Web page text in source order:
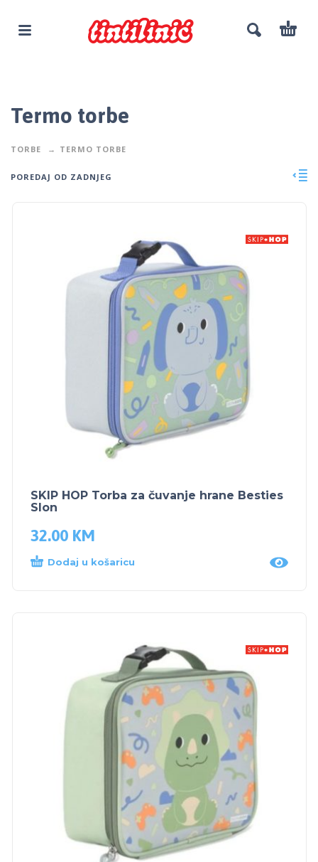
Termo torbe
TORBE TERMO TORBE
POREDAJ OD ZADNJEG
SKIP HOP Torba za čuvanje hrane Besties
Slon
32.00 KM
Dodaj u košaricu